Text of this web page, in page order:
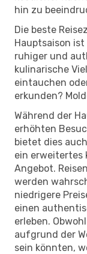
hin zu
Die beste
Hauptsaison
ruhiger und
kulinarische
eintauchen
erkunden?
Während der
erhöhten
bietet dies
ein erweitertes
Angebot.
werden
niedrigere
einen
erleben.
aufgrund der
sein könnten,